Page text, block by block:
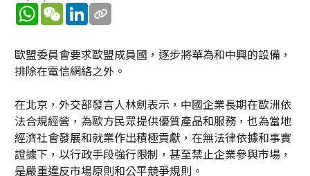
WhatsApp
WeChatLinkedIn
歐盟委員會要求歐盟成員國，逐步將華為和中興的設備，
排除在電信網絡之外。
在北京，外交部發言人林劍表示，中國企業長期在歐洲依
法合規經營，為歐方民眾提供優質產品和服務，也為當地
經濟社會發展和就業作出積極貢獻，在無法律依據和事實
證據下，以行政手段強行限制，甚至禁止企業參與市場，
是嚴重違反市場原則和公平競爭規則。